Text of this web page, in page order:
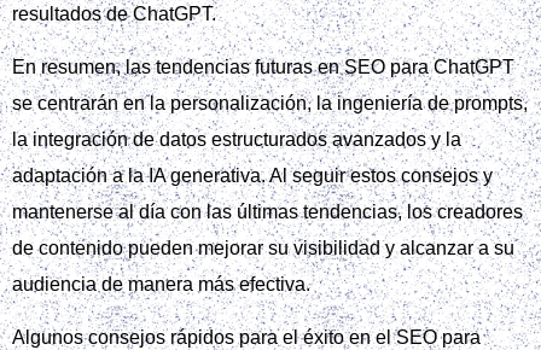
resultados de ChatGPT.
En resumen, las tendencias futuras en SEO para ChatGPT
se centrarán en la personalización, la ingeniería de prompts,
la integración de datos estructurados avanzados y la
adaptación a la IA generativa. Al seguir estos consejos y
mantenerse al día con las últimas tendencias, los creadores
de contenido pueden mejorar su visibilidad y alcanzar a su
audiencia de manera más efectiva.
Algunos consejos rápidos para el éxito en el SEO para